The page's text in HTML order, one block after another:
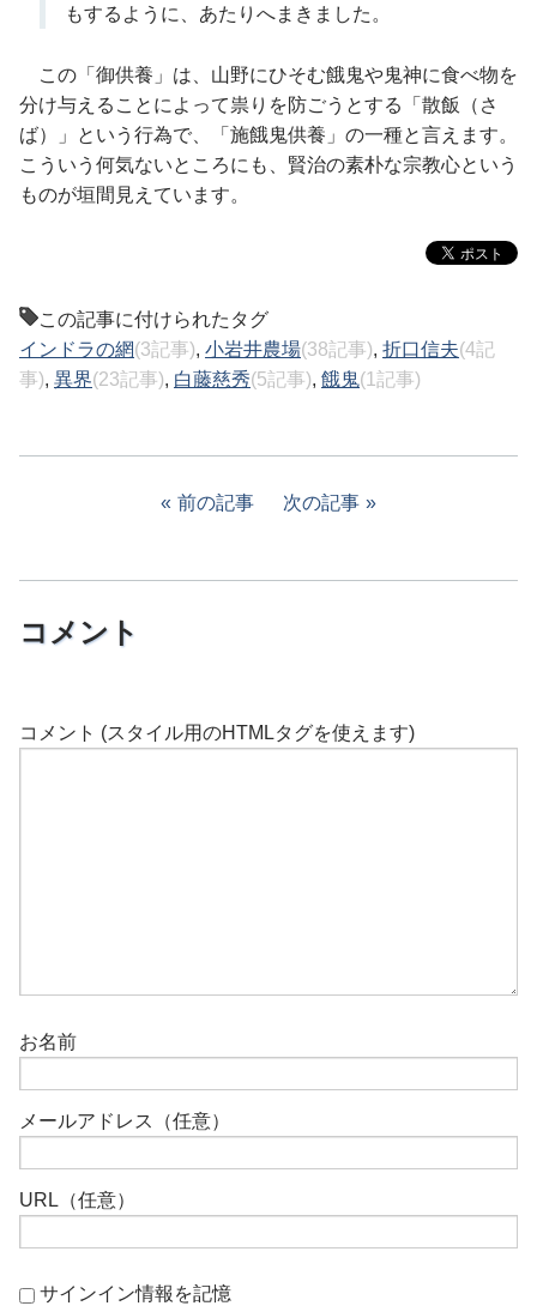
もするように、あたりへまきました。
この「御供養」は、山野にひそむ餓鬼や鬼神に食べ物を
分け与えることによって祟りを防ごうとする「散飯（さ
ば）」という行為で、「施餓鬼供養」の一種と言えます。
こういう何気ないところにも、賢治の素朴な宗教心という
ものが垣間見えています。
この記事に付けられたタグ
インドラの網(3記事), 小岩井農場(38記事), 折口信夫(4記
事), 異界(23記事), 白藤慈秀(5記事), 餓鬼(1記事)
前の記事 次の記事
コメント
コメント (スタイル用のHTMLタグを使えます)
お名前
メールアドレス（任意）
URL（任意）
サインイン情報を記憶